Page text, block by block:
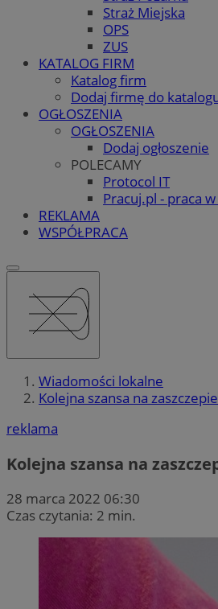
Straż Miejska
OPS
ZUS
KATALOG FIRM
Katalog firm
Dodaj firmę do
OGŁOSZENIA
OGŁOSZENIA
Dodaj ogłoszenie
POLECAMY
Protocol IT
Pracuj.pl - praca
REKLAMA
WSPÓŁPRACA
Wiadomości lokalne
Kolejna szansa na
reklama
Kolejna szansa na
28 marca 2022 06:30
Czas czytania: 2 min.